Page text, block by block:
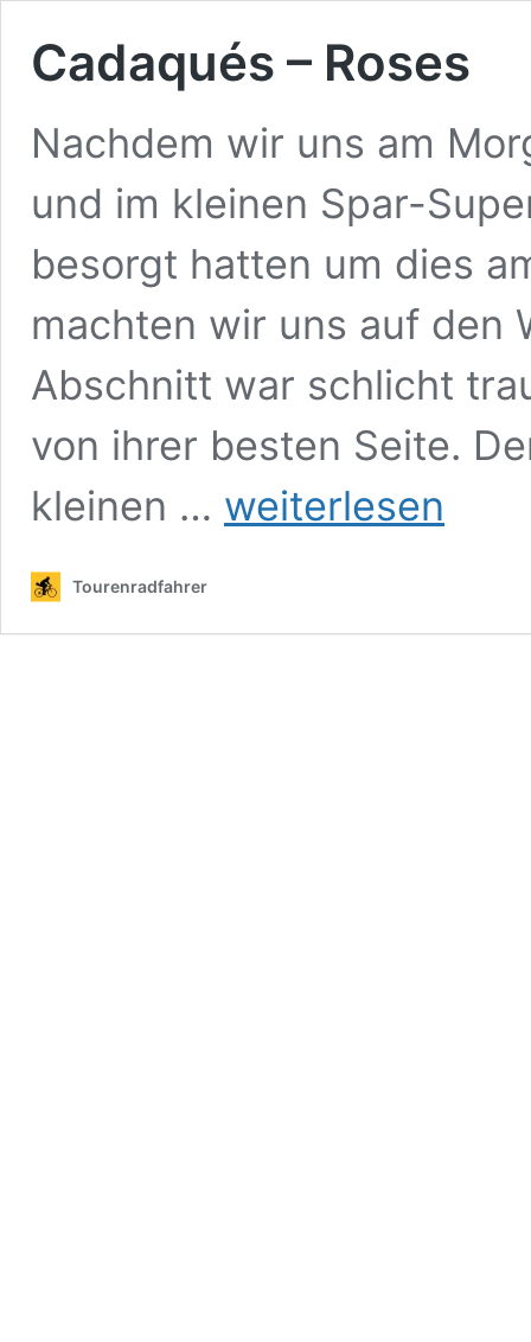
Cadaqués – Roses
Nachdem wir uns am
und im kleinen Spar-
besorgt hatten um dies
machten wir uns auf den
Abschnitt war schlicht
von ihrer besten Seite.
kleinen …
Cadaqués
–
weiterlesen
Tourenradfahrer